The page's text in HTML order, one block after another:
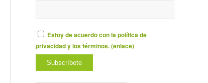
Estoy de acuerdo con la política de
privacidad y los términos. (enlace)